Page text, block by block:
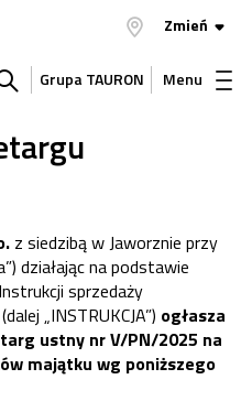
Zmień
Grupa TAURON Menu
z siedzibą w Jaworznie przy
działając na podstawie
sprzedaży
„INSTRUKCJA”) ogłasza
ustny nr V/PN/2025 na
majątku wg poniższego